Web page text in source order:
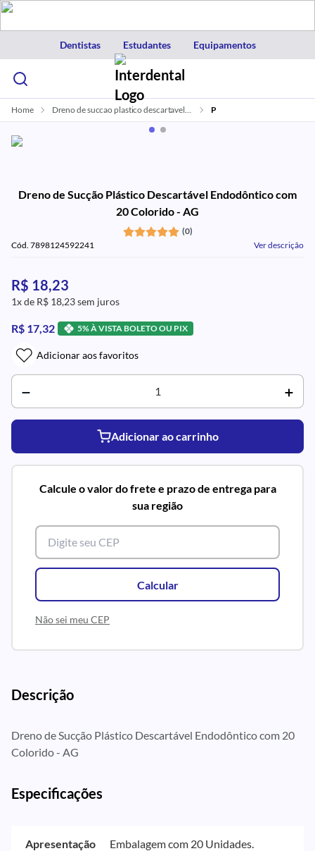
Dentistas Estudantes Equipamentos
Home Dreno de succao plastico descartavel endodontico com 20 colorido ag P
Dreno de Sucção Plástico Descartável Endodôntico com
20 Colorido - AG
(0)
Cód. 7898124592241
Ver descrição
R$ 18,23
1x de R$ 18,23 sem juros
R$ 17,32 5% À VISTA BOLETO OU PIX
Adicionar aos favoritos
Adicionar ao carrinho
Calcule o valor do frete e prazo de entrega para
sua região
Calcular
Não sei meu CEP
Descrição
Dreno de Sucção Plástico Descartável Endodôntico com 20
Colorido - AG
Especificações
Apresentação Embalagem com 20 Unidades.